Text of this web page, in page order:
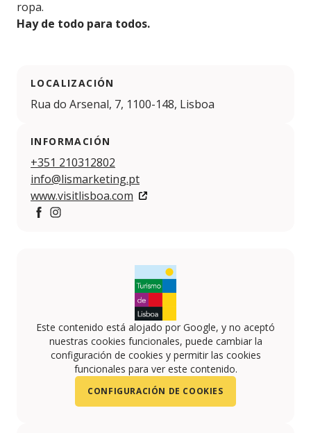
ropa.
Hay de todo para todos.
LOCALIZACIÓN
Rua do Arsenal, 7, 1100-148, Lisboa
INFORMACIÓN
+351 210312802
info@lismarketing.pt
www.visitlisboa.com
Este contenido está alojado por Google, y no aceptó
nuestras cookies funcionales, puede cambiar la
configuración de cookies y permitir las cookies
funcionales para ver este contenido.
CONFIGURACIÓN DE COOKIES